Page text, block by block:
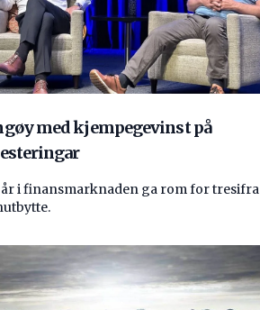
med kjempegevinst på
i finansmarknaden ga rom for tresifra